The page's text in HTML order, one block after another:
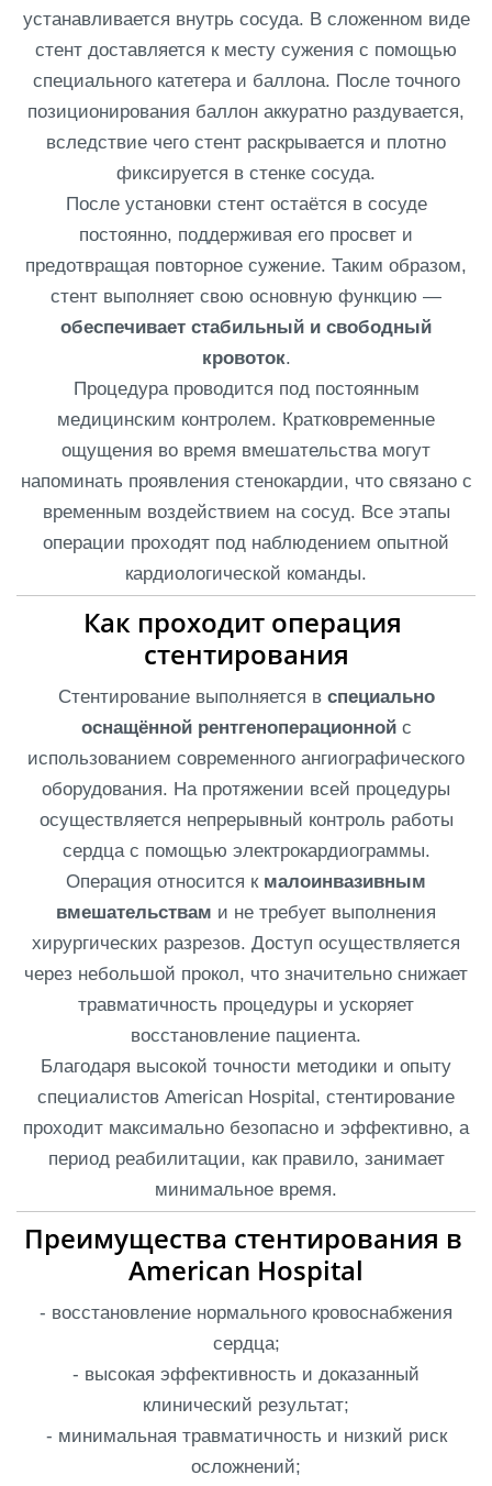
устанавливается внутрь сосуда. В сложенном виде
стент доставляется к месту сужения с помощью
специального катетера и баллона. После точного
позиционирования баллон аккуратно раздувается,
вследствие чего стент раскрывается и плотно
фиксируется в стенке сосуда.
После установки стент остаётся в сосуде
постоянно, поддерживая его просвет и
предотвращая повторное сужение. Таким образом,
стент выполняет свою основную функцию —
обеспечивает стабильный и свободный
кровоток.
Процедура проводится под постоянным
медицинским контролем. Кратковременные
ощущения во время вмешательства могут
напоминать проявления стенокардии, что связано с
временным воздействием на сосуд. Все этапы
операции проходят под наблюдением опытной
кардиологической команды.
Как проходит операция
стентирования
Стентирование выполняется в специально
оснащённой рентгеноперационнойс
использованием современного ангиографического
оборудования. На протяжении всей процедуры
осуществляется непрерывный контроль работы
сердца с помощью электрокардиограммы.
Операция относится к малоинвазивным
вмешательствам и не требует выполнения
хирургических разрезов. Доступ осуществляется
через небольшой прокол, что значительно снижает
травматичность процедуры и ускоряет
восстановление пациента.
Благодаря высокой точности методики и опыту
специалистов American Hospital, стентирование
проходит максимально безопасно и эффективно, а
период реабилитации, как правило, занимает
минимальное время.
Преимущества стентирования в
American Hospital
- восстановление нормального кровоснабжения
сердца;
- высокая эффективность и доказанный
клинический результат;
- минимальная травматичность и низкий риск
осложнений;